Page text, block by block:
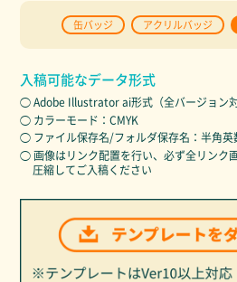
缶バッジ アクリルバッジ
入稿可能なデータ形式
◯ Adobe Illustrator ai形式（全バージョン対
◯ カラーモード：CMYK
◯ ファイル保存名/フォルダ保存名：半角英
◯ 画像はリンク配置を行い、必ず全リンク
圧縮してご入稿ください